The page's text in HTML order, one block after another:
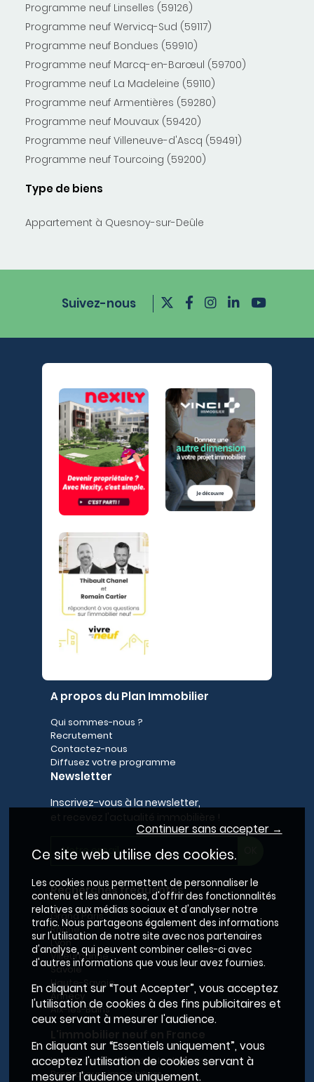
Programme neuf Linselles (59126)
Programme neuf Wervicq-Sud (59117)
Programme neuf Bondues (59910)
Programme neuf Marcq-en-Barœul (59700)
Programme neuf La Madeleine (59110)
Programme neuf Armentières (59280)
Programme neuf Mouvaux (59420)
Programme neuf Villeneuve-d'Ascq (59491)
Programme neuf Tourcoing (59200)
Type de biens
Appartement à Quesnoy-sur-Deûle
Suivez-nous
A propos du Plan Immobilier
Qui sommes-nous ?
Recrutement
Contactez-nous
Diffusez votre programme
Newsletter
Inscrivez-vous à la newsletter,
Recherches fréquentes
Grand Paris
Rhône
Lyon
Villeurbanne
Savoie
Haute-Savoie
Annecy
Aix-les-Bains
Le BRS dans la Métropole de Lyon
Promoteurs immobiliers
Continuer sans accepter →
Ce site web utilise des cookies.
Les cookies nous permettent de personnaliser le
contenu et les annonces, d'offrir des fonctionnalités
relatives aux médias sociaux et d'analyser notre
trafic. Nous partageons également des informations
sur l'utilisation de notre site avec nos partenaires
d'analyse, qui peuvent combiner celles-ci avec
d'autres informations que vous leur avez fournies.
En cliquant sur “Tout Accepter”, vous acceptez
l'utilisation de cookies à des fins publicitaires et
ceux servant à mesurer l'audience.
En cliquant sur “Essentiels uniquement”, vous
acceptez l'utilisation de cookies servant à
mesurer l'audience uniquement.